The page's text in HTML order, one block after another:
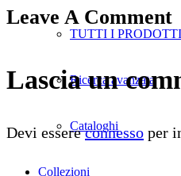
TUTTI I PRODOTTI
Ricerca avanzata
Cataloghi
Collezioni
Leave A Comment
Lascia un
Devi essereconnesso per